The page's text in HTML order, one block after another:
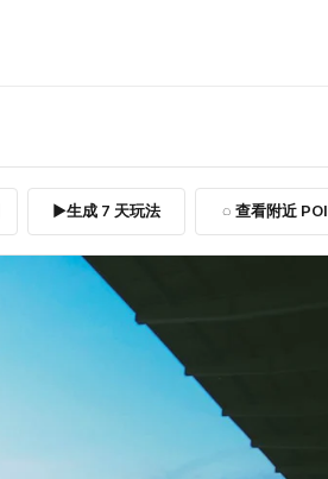
生成 7 天玩法 查看附近 POI